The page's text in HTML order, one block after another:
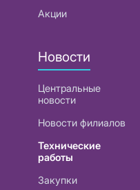
Акции
Новости
Центральные
новости
Новости филиалов
Технические
работы
Закупки